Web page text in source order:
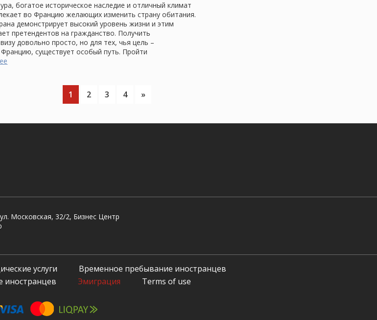
богатое историческое наследие и отличный климат
во Францию желающих изменить страну обитания.
демонстрирует высокий уровень жизни и этим
претендентов на гражданство. Получить
довольно просто, но для тех, чья цель –
существует особый путь. Пройти
1 2 3 4 »
Московская, 32/2, Бизнес Центр
услуги
Временное пребывание иностранцев
иностранцев
Эмиграция Terms of use